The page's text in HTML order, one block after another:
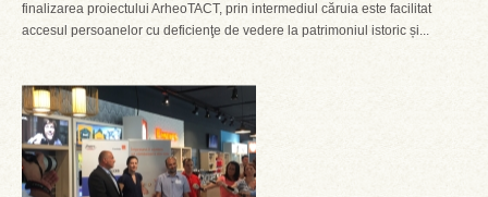
finalizarea proiectului ArheoTACT, prin intermediul căruia este facilitat
accesul persoanelor cu deficienţe de vedere la patrimoniul istoric și...